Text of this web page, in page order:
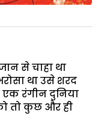
से चाहा था
था उसे शरद
एक रंगीन दुनिया
तो कुछ और ही